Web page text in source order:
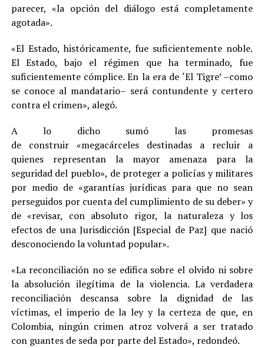
parecer, «la opción del diálogo está completamente
agotada».
«El Estado, históricamente, fue suficientemente noble.
El Estado, bajo el régimen que ha terminado, fue
suficientemente cómplice. En la era de ‘El Tigre’ –como
se conoce al mandatario– será contundente y certero
contra el crimen», alegó.
A lo dicho sumó las promesas
de construir «megacárceles destinadas a recluir a
quienes representan la mayor amenaza para la
seguridad del pueblo», de proteger a policías y militares
por medio de «garantías jurídicas para que no sean
perseguidos por cuenta del cumplimiento de su deber» y
de «revisar, con absoluto rigor, la naturaleza y los
efectos de una Jurisdicción [Especial de Paz] que nació
desconociendo la voluntad popular».
«La reconciliación no se edifica sobre el olvido ni sobre
la absolución ilegítima de la violencia. La verdadera
reconciliación descansa sobre la dignidad de las
víctimas, el imperio de la ley y la certeza de que, en
Colombia, ningún crimen atroz volverá a ser tratado
con guantes de seda por parte del Estado», redondeó.